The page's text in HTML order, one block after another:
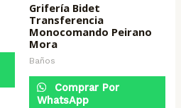
Grifería Bidet
Transferencia
Monocomando Peirano
Mora
Baños
Comprar Por
WhatsApp